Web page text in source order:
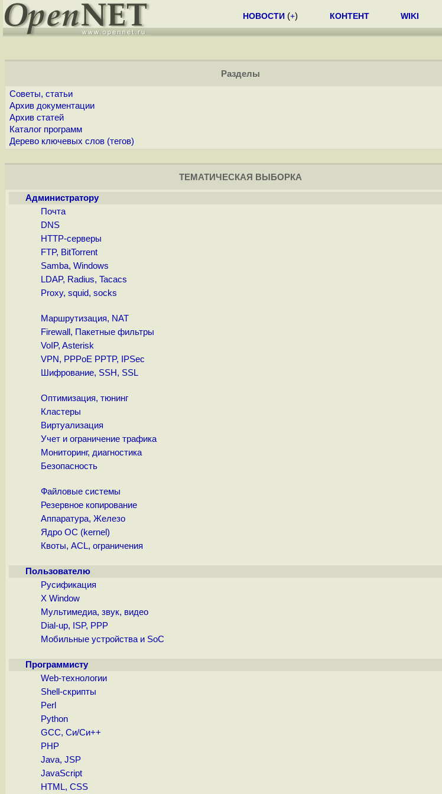
НОВОСТИ (+) КОНТЕНТ WIKI
Разделы
Советы, статьи
Архив документации
Архив статей
Каталог программ
Дерево ключевых слов (тегов)
ТЕМАТИЧЕСКАЯ ВЫБОРКА
Администратору
Почта
DNS
HTTP-серверы
FTP, BitTorrent
Samba, Windows
LDAP, Radius, Tacacs
Proxy, squid, socks
Маршрутизация, NAT
Firewall, Пакетные фильтры
VoIP, Asterisk
VPN, PPPoE PPTP, IPSec
Шифрование, SSH, SSL
Оптимизация, тюнинг
Кластеры
Виртуализация
Учет и ограничение трафика
Мониторинг, диагностика
Безопасность
Файловые системы
Резервное копирование
Аппаратура, Железо
Ядро ОС (kernel)
Квоты, ACL, ограничения
Пользователю
Русификация
X Window
Мультимедиа, звук, видео
Dial-up, ISP, PPP
Мобильные устройства и SoC
Программисту
Web-технологии
Shell-скрипты
Perl
Python
GCC, Си/Си++
PHP
Java, JSP
JavaScript
HTML, CSS